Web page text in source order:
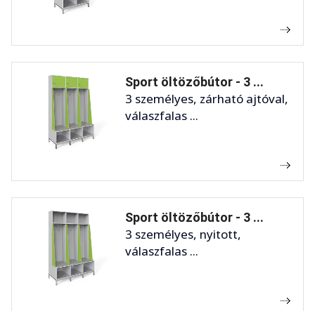
Sport öltözőbútor - 3 ...
3 személyes, zárható ajtóval,
válaszfalas ...
Sport öltözőbútor - 3 ...
3 személyes, nyitott,
válaszfalas ...